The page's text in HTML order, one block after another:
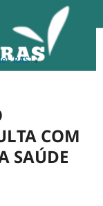
- RAS /
COM
SAÚDE